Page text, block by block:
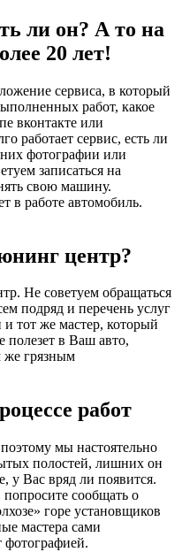
ли он? А то на
20 лет!
сервиса, в который
работ, какое
вконтакте или
работает сервис, есть ли
фотографии или
записаться на
свою машину.
в работе автомобиль.
центр?
Не советуем обращаться
подряд и перечень услуг
тот же мастер, который
полезет в Ваш авто,
же грязным
работ
мы настоятельно
полостей, лишних он
у Вас вряд ли появится.
сообщать о
горе установщиков
мастера сами
фотографией.